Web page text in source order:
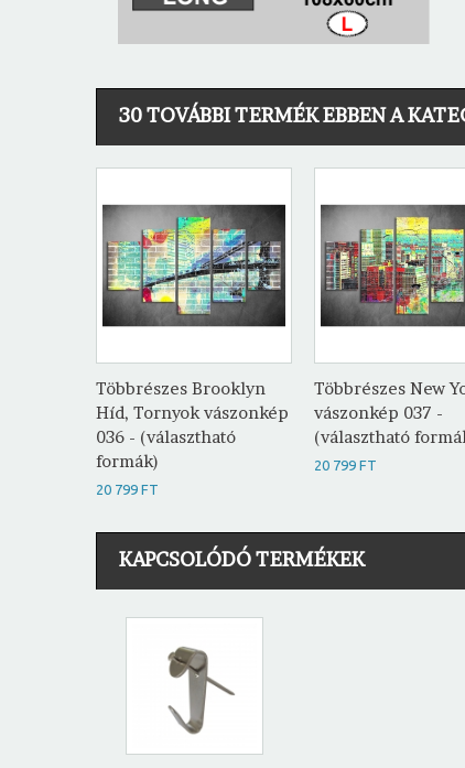
30 TOVÁBBI TERMÉK EBBEN A
Többrészes Brooklyn
Híd, Tornyok vászonkép
036 - (választható
formák)
20 799 FT
Többrészes New
vászonkép 037 -
(választható
20 799 FT
KAPCSOLÓDÓ TERMÉKEK